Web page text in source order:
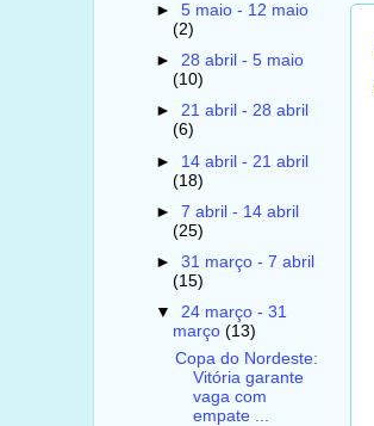
► 5 maio - 12 maio
(2)
► 28 abril - 5 maio
(10)
► 21 abril - 28 abril
(6)
► 14 abril - 21 abril
(18)
► 7 abril - 14 abril
(25)
► 31 março - 7 abril
(15)
▼ 24 março - 31
março (13)
Copa do Nordeste:
Vitória garante
vaga com
empate ...